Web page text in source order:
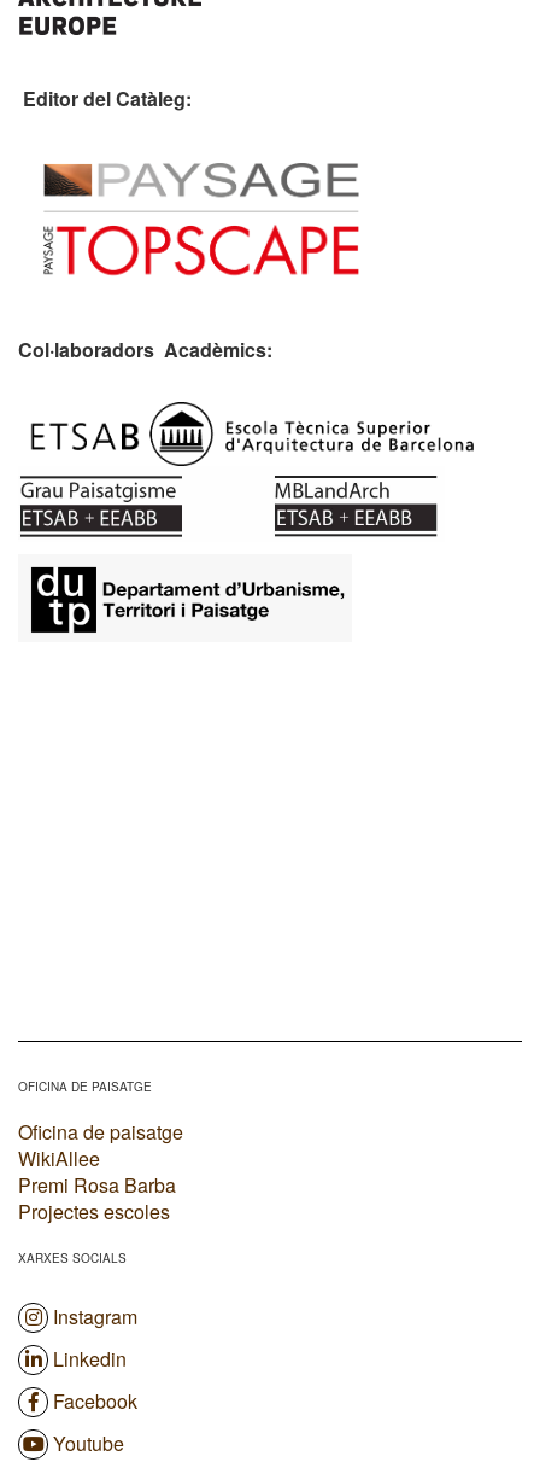
Editor del Catàleg:
Col·laboradors Acadèmics:
OFICINA DE PAISATGE
Oficina de paisatge
WikiAllee
Premi Rosa Barba
Projectes escoles
XARXES SOCIALS
Instagram
Linkedin
Facebook
Youtube